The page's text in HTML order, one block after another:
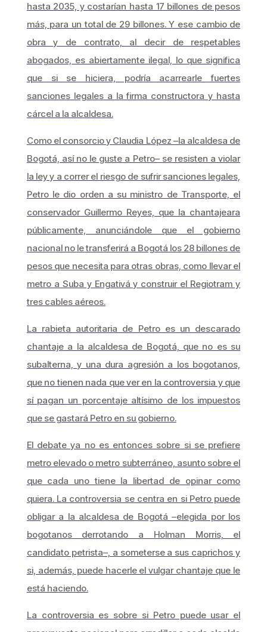
hasta 2035, y costarían hasta 17 billones de pesos
más, para un total de 29 billones. Y ese cambio de
obra y de contrato, al decir de respetables
abogados, es abiertamente ilegal, lo que significa
que si se hiciera, podría acarrearle fuertes
sanciones legales a la firma constructora y hasta
cárcel a la alcaldesa.
Como el consorcio y Claudia López –la alcaldesa de
Bogotá, así no le guste a Petro– se resisten a violar
la ley y a correr el riesgo de sufrir sanciones legales,
Petro le dio orden a su ministro de Transporte, el
conservador Guillermo Reyes, que la chantajeara
públicamente, anunciándole que el gobierno
nacional no le transferirá a Bogotá los 28 billones de
pesos que necesita para otras obras, como llevar el
metro a Suba y Engativá y construir el Regiotram y
tres cables aéreos.
La rabieta autoritaria de Petro es un descarado
chantaje a la alcaldesa de Bogotá, que no es su
subalterna, y una dura agresión a los bogotanos,
que no tienen nada que ver en la controversia y que
sí pagan un porcentaje altísimo de los impuestos
que se gastará Petro en su gobierno.
El debate ya no es entonces sobre si se prefiere
metro elevado o metro subterráneo, asunto sobre el
que cada uno tiene la libertad de opinar como
quiera. La controversia se centra en si Petro puede
obligar a la alcaldesa de Bogotá –elegida por los
bogotanos derrotando a Holman Morris, el
candidato petrista–, a someterse a sus caprichos y
si, además, puede hacerle el vulgar chantaje que le
está haciendo.
La controversia es sobre si Petro puede usar el